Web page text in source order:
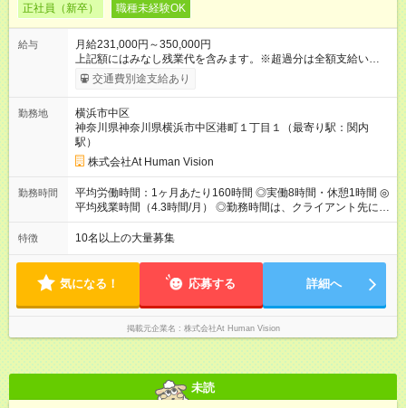
正社員（新卒） 職種未経験OK
給与
月給231,000円～350,000円
上記額にはみなし残業代を含みます。※超過分は全額支給いたし
ます。 みなし残業代 24,000円 ～ 37,000円／月 みなし残業時
間 15時間／月 【給与】 月給： 大卒・院卒 ：243，000
（固定残業代 24，000円） 賞与：年２回 （業績連動型） 昇
給：年２回（3月、9月) 試用期間：6ヶ月 ※上記額にはみなし残
業代（月15時間分）が含まれた 金額になります。超過分は追加
で全額支給。 【頑張りを給与・キャリアに還元します】 年に2
回⼈事評価があり等級が決まります。 等級に合わせた給与設定
のため、若い内からでも頑張り次第で給与アップが叶います。
⼀般職（20～31万円）→リーダー（⽉給26～36万円） →係⻑
～58万円） 【試用期間】試用期間あり 試用期間の長さ：6ヶ月
※ 雇用形態と給与に、本採用時と異なる部分があります。 雇用
形態：本採用時と同じです。 給与：月給 224,000円 ～ 330,000
円 上記額にはみなし残業代を含みます。※超過分は全額支給い
たします。 みなし残業代 24,000円 ～ 34,000円／月 みなし残業
時間 15時間／月
交通費別途支給あり
勤務地
横浜市中区
神奈川県神奈川県横浜市中区港町１丁目１（最寄り駅：関内
駅）
株式会社At Human Vision
勤務時間
平均労働時間：1ヶ月あたり160時間 ◎実働8時間・休憩1時間 ◎
平均残業時間（4.3時間/月） ◎勤務時間は、クライアント先に
より異なります。 ※＜シフト例＞ 10:00～19:00／11:00～
20:00 平均労働時間：1ヶ月あたり160時間 ◎実働8時間・休憩1
先に より異なります。 ※＜シフト例＞ 10:00～19:00／11:00
～20:00
特徴 10名以上の大量募集
気になる！ 応募する 詳細へ
掲載元企業名 株式会社At Human Vision
未読